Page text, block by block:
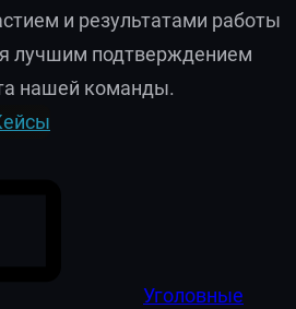
и результатами работы
лучшим подтверждением
нашей команды.
Уголовные